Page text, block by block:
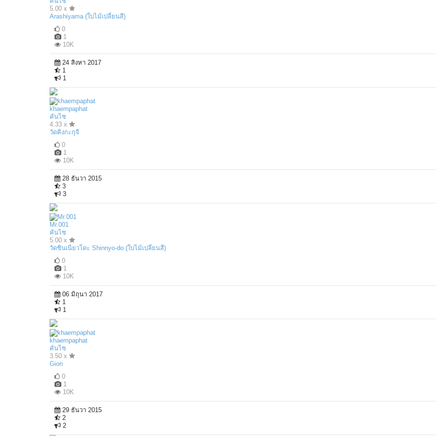
5.00 x
Arashiyama (ใบไม้เปลี่ยนสี)
0
1
10K
24 สิงหา 2017
1
1
khaempaphat
คันไซ
4.33 x
วัดคิงกะกุจิ
0
1
10K
28 ธันวา 2015
3
3
Mr.001
คันไซ
5.00 x
วัดชินเนียวโดะ Shinnyo-do (ใบไม้เปลี่ยนสี)
0
1
10K
06 มิถุนา 2017
1
1
khaempaphat
คันไซ
3.50 x
Gion
0
1
10K
29 ธันวา 2015
2
2